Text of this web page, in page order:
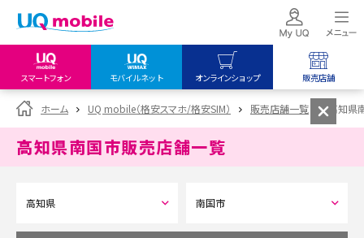
スマートフォン モバイルネット オンラインショップ 販売店舗
my UQ WiMAX
UQ WiMAX ご契約の方
My UQ mobile
データチャージサイト
UQ mobile
オンラインショップ
UQ WiMAX
UQ mobile
販売店舗
UQ WiMAX
ホーム UQ mobile（格安スマホ/格安SIM） 販売店舗一覧 高知県
高知県南国市販売店舗一覧